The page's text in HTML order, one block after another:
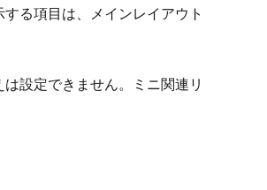
る項目は、メインレイアウト
設定できません。ミニ関連リ